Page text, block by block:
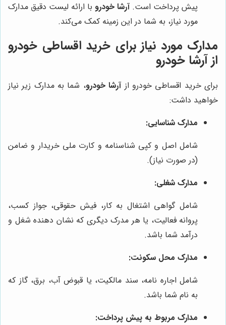
پیش پرداخت است.آرشا خودرو با ارائه لیست دقیق مدارک
مورد نیاز، به شما در این زمینه کمک می‌کند.
مدارک مورد نیاز برای خرید اقساطی خودرو
از آرشا خودرو
برای خرید اقساطی خودرو ازآرشا خودرو، شما به مدارک زیر نیاز
خواهید داشت:
مدارک شناسایی:
شامل اصل و کپی شناسنامه و کارت ملی خریدار و ضامن
(در صورت نیاز).
مدارک شغلی:
شامل گواهی اشتغال به کار، فیش حقوقی، جواز کسب،
پروانه فعالیت، یا هر مدرک دیگری که نشان دهنده شغل و
درآمد شما باشد.
مدارک محل سکونت:
شامل اجاره نامه، سند مالکیت، یا قبوض آب، برق، گاز که
به نام شما باشد.
مدارک مربوط به پیش پرداخت: